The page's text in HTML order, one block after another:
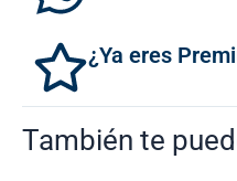
¿Ya eres
También te